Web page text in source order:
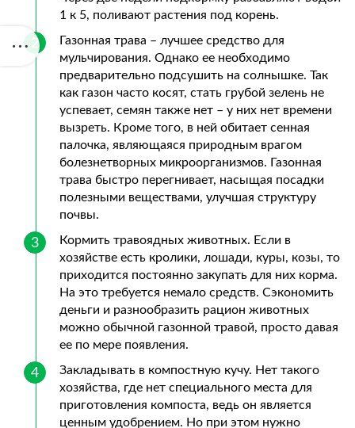
1 к 5, поливают растения под корень.
Газонная трава – лучшее средство для
мульчирования. Однако ее необходимо
предварительно подсушить на солнышке. Так
как газон часто косят, стать грубой зелень не
успевает, семян также нет – у них нет времени
вызреть. Кроме того, в ней обитает сенная
палочка, являющаяся природным врагом
болезнетворных микроорганизмов. Газонная
трава быстро перегнивает, насыщая посадки
полезными веществами, улучшая структуру
почвы.
Кормить травоядных животных. Если в
хозяйстве есть кролики, лошади, куры, козы, то
приходится постоянно закупать для них корма.
На это требуется немало средств. Сэкономить
деньги и разнообразить рацион животных
можно обычной газонной травой, просто давая
ее по мере появления.
Закладывать в компостную кучу. Нет такого
хозяйства, где нет специального места для
приготовления компоста, ведь он является
ценным удобрением. Но при этом нужно